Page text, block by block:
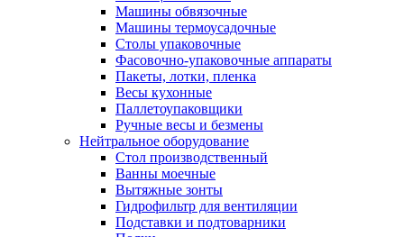
Машины обвязочные
Машины термоусадочные
Столы упаковочные
Фасовочно-упаковочные аппараты
Пакеты, лотки, пленка
Весы кухонные
Паллетоупаковщики
Ручные весы и безмены
Нейтральное оборудование
Cтол производственный
Ванны моечные
Вытяжные зонты
Гидрофильтр для вентиляции
Подставки и подтоварники